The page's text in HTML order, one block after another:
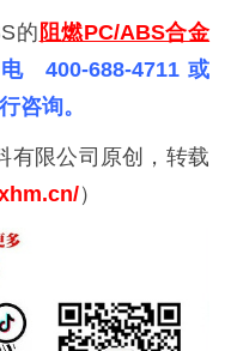
的 阻燃PC/ABS合金
400-688-4711或
咨询。
有限公司原创，转载
）